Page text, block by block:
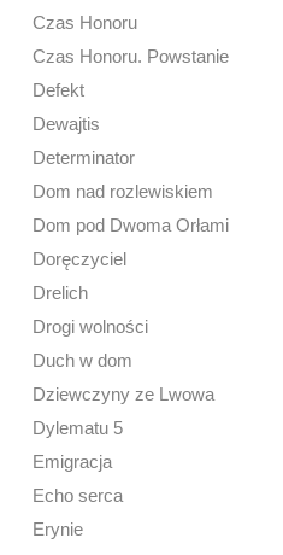
Czas Honoru
Czas Honoru. Powstanie
Defekt
Dewajtis
Determinator
Dom nad rozlewiskiem
Dom pod Dwoma Orłami
Doręczyciel
Drelich
Drogi wolności
Duch w dom
Dziewczyny ze Lwowa
Dylematu 5
Emigracja
Echo serca
Erynie